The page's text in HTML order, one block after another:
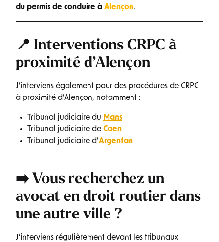
du permis de conduire à Alençon.
📍 Interventions CRPC à
proximité d’Alençon
J’interviens également pour des procédures de CRPC
à proximité d’Alençon, notamment :
Tribunal judiciaire du Mans
Tribunal judiciaire de Caen
Tribunal judiciaire d’Argentan
➡️ Vous recherchez un
avocat en droit routier dans
une autre ville ?
J’interviens régulièrement devant les tribunaux